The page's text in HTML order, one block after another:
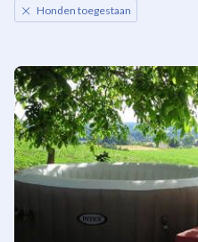
Honden toegestaan